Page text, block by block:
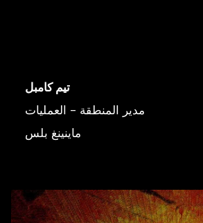
تيم كامبل
مدير المنطقة - العمليات
ماينينغ بلس